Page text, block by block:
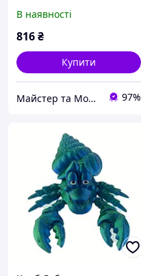
В наявності
816₴
Купити
Майстер та Модниця 97%